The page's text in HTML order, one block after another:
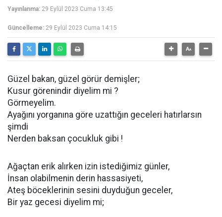
Yayınlanma: 29 Eylül 2023 Cuma 13:45
Güncelleme: 29 Eylül 2023 Cuma 14:15
Güzel bakan, güzel görür demişler;
Kusur görenindir diyelim mi ?
Görmeyelim.
Ayağını yorganına göre uzattığın geceleri hatırlarsın
şimdi
Nerden baksan çocukluk gibi !
Ağaçtan erik alırken izin istediğimiz günler,
İnsan olabilmenin derin hassasiyeti,
Ateş böceklerinin sesini duyduğun geceler,
Bir yaz gecesi diyelim mi;